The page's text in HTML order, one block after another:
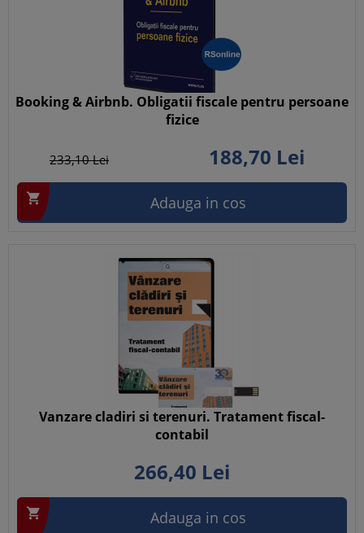
Booking & Airbnb. Obligatii fiscale pentru persoane
fizice
233,10Lei 188,70 Lei
 Adauga in cos
Vanzare cladiri si terenuri. Tratament fiscal-
contabil
266,40 Lei
 Adauga in cos